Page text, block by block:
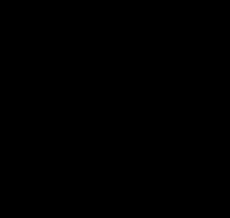
entstehen durch
klare Ziel-vorgaben
Team-Leads. Es